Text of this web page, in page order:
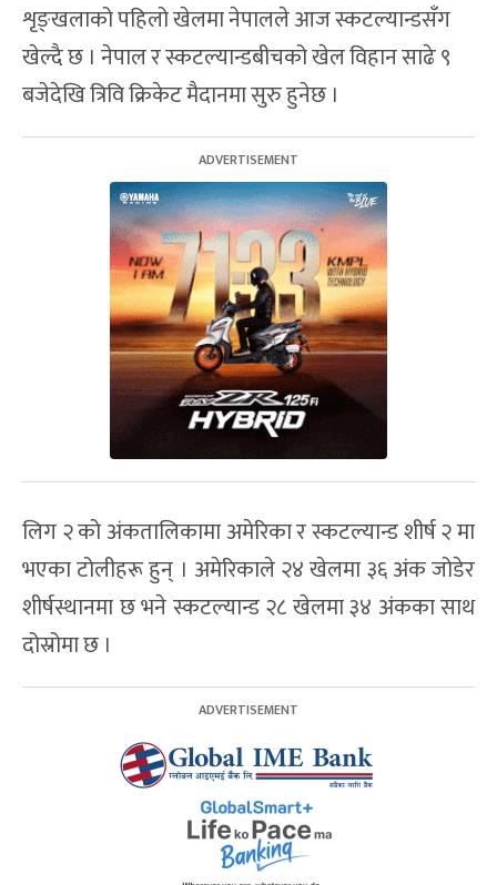
शृङ्खलाको पहिलो खेलमा नेपालले आज स्कटल्यान्डसँग
खेल्दै छ । नेपाल र स्कटल्यान्डबीचको खेल विहान साढे ९
बजेदेखि त्रिवि क्रिकेट मैदानमा सुरु हुनेछ ।
लिग २ को अंकतालिकामा अमेरिका र स्कटल्यान्ड शीर्ष २ मा
भएका टोलीहरू हुन् । अमेरिकाले २४ खेलमा ३६ अंक जोडेर
शीर्षस्थानमा छ भने स्कटल्यान्ड २८ खेलमा ३४ अंकका साथ
दोस्रोमा छ ।